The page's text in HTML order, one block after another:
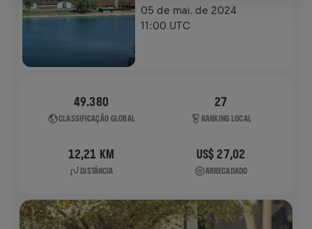
05 de mai. de 2024
11:00 UTC
49.380
CLASSIFICAÇÃO GLOBAL
27
RANKING LOCAL
12,21 KM
DISTÂNCIA
US$ 27,02
ARRECADADO